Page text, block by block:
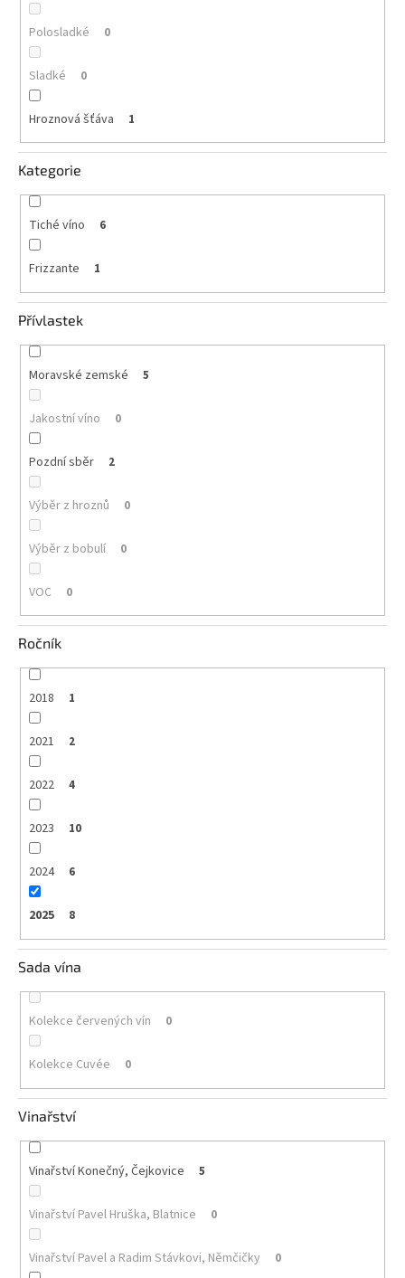
Polosladké 0
Sladké 0
Hroznová šťáva 1
Kategorie
Tiché víno 6
Frizzante 1
Přívlastek
Moravské zemské 5
Jakostní víno 0
Pozdní sběr 2
Výběr z hroznů 0
Výběr z bobulí 0
VOC 0
Ročník
2018 1
2021 2
2022 4
2023 10
2024 6
2025 8
Sada vína
Kolekce červených vín 0
Kolekce Cuvée 0
Vinařství
Vinařství Konečný, Čejkovice 5
Vinařství Pavel Hruška, Blatnice 0
Vinařství Pavel a Radim Stávkovi, Němčičky 0